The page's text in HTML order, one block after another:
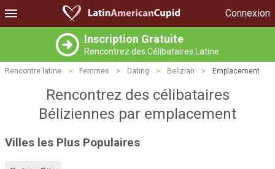
Connexion
Inscription Gratuite
Rencontrez des Célibataires Latine
Rencontre latine > Femmes > Dating > Belizian > Emplacement
Rencontrez des célibataires
Béliziennes par emplacement
Villes les Plus Populaires